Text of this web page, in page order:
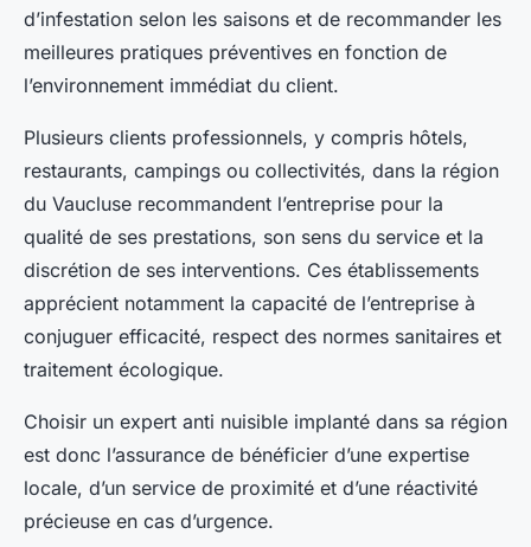
d’infestation selon les saisons et de recommander les
meilleures pratiques préventives en fonction de
l’environnement immédiat du client.
Plusieurs clients professionnels, y compris hôtels,
restaurants, campings ou collectivités, dans la région
du Vaucluse recommandent l’entreprise pour la
qualité de ses prestations, son sens du service et la
discrétion de ses interventions. Ces établissements
apprécient notamment la capacité de l’entreprise à
conjuguer efficacité, respect des normes sanitaires et
traitement écologique.
Choisir un expert anti nuisible implanté dans sa région
est donc l’assurance de bénéficier d’une expertise
locale, d’un service de proximité et d’une réactivité
précieuse en cas d’urgence.